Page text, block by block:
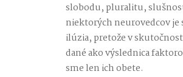
slobodu, pluralitu,
niektorých neurovedcov je
ilúzia, pretože v
dané ako výslednica
sme len ich obete.